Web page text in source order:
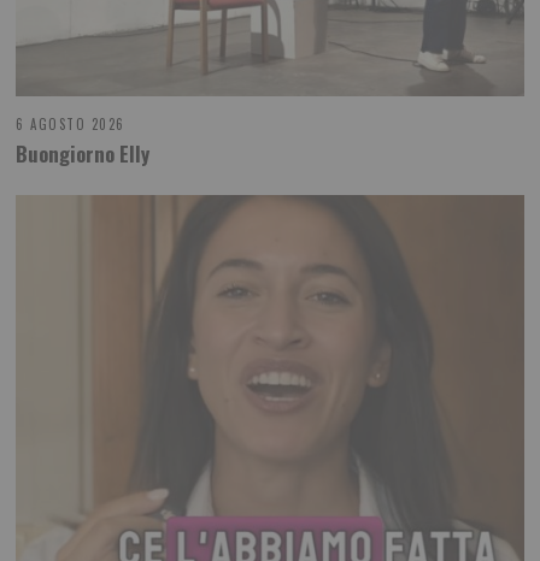
6 AGOSTO 2026
Buongiorno Elly